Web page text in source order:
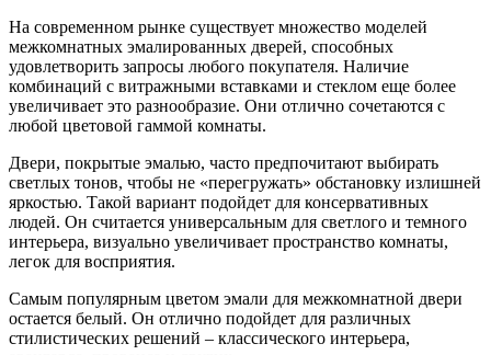
На современном рынке существует множество моделей
межкомнатных эмалированных дверей, способных
удовлетворить запросы любого покупателя. Наличие
комбинаций с витражными вставками и стеклом еще более
увеличивает это разнообразие. Они отлично сочетаются с
любой цветовой гаммой комнаты.
Двери, покрытые эмалью, часто предпочитают выбирать
светлых тонов, чтобы не «перегружать» обстановку излишней
яркостью. Такой вариант подойдет для консервативных
людей. Он считается универсальным для светлого и темного
интерьера, визуально увеличивает пространство комнаты,
легок для восприятия.
Самым популярным цветом эмали для межкомнатной двери
остается белый. Он отлично подойдет для различных
стилистических решений – классического интерьера,